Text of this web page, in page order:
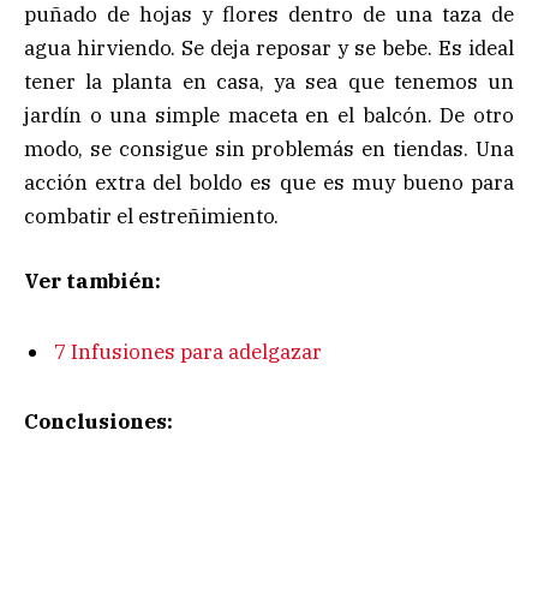
puñado de hojas y flores dentro de una taza de
agua hirviendo. Se deja reposar y se bebe. Es ideal
tener la planta en casa, ya sea que tenemos un
jardín o una simple maceta en el balcón. De otro
modo, se consigue sin problemás en tiendas. Una
acción extra del boldo es que es muy bueno para
combatir el estreñimiento.
Ver también:
7 Infusiones para adelgazar
Conclusiones: